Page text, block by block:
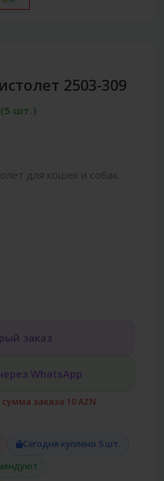
2503-309
(5 шт.)
для кошек и собак.
заказ
WhatsApp
заказа 10 AZN
Сегодня куплено 5 шт.